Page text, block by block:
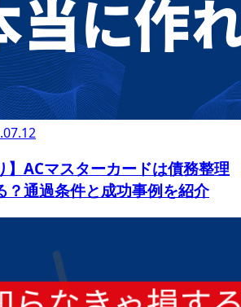
】ACマスターカードは債務整理
？通過条件と成功事例を紹介